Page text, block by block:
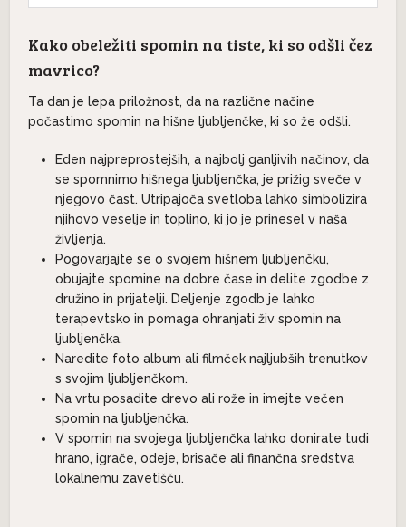
Kako obeležiti spomin na tiste, ki so odšli čez
mavrico?
Ta dan je lepa priložnost, da na različne načine
počastimo spomin na hišne ljubljenčke, ki so že odšli.
Eden najpreprostejših, a najbolj ganljivih načinov, da
se spomnimo hišnega ljubljenčka, je prižig sveče v
njegovo čast. Utripajoča svetloba lahko simbolizira
njihovo veselje in toplino, ki jo je prinesel v naša
življenja.
Pogovarjajte se o svojem hišnem ljubljenčku,
obujajte spomine na dobre čase in delite zgodbe z
družino in prijatelji. Deljenje zgodb je lahko
terapevtsko in pomaga ohranjati živ spomin na
ljubljenčka.
Naredite foto album ali filmček najljubših trenutkov
s svojim ljubljenčkom.
Na vrtu posadite drevo ali rože in imejte večen
spomin na ljubljenčka.
V spomin na svojega ljubljenčka lahko donirate tudi
hrano, igrače, odeje, brisače ali finančna sredstva
lokalnemu zavetišču.